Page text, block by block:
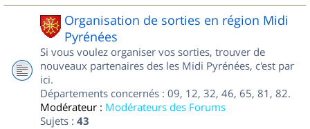
Organisation de sorties en région Midi
Pyrénées
Si vous voulez organiser vos sorties, trouver de
nouveaux partenaires des les Midi Pyrénées, c'est par
ici.
Départements concernés : 09, 12, 32, 46, 65, 81, 82.
Modérateur : Modérateurs des Forums
Sujets : 43